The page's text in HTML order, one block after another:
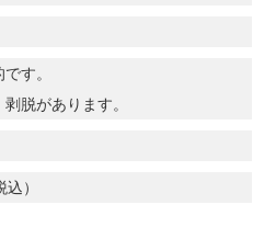
す。
脱があります。
）